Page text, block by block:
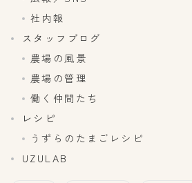
社内報
スタッフブログ
農場の風景
農場の管理
働く仲間たち
レシピ
うずらのたまごレシピ
UZULAB